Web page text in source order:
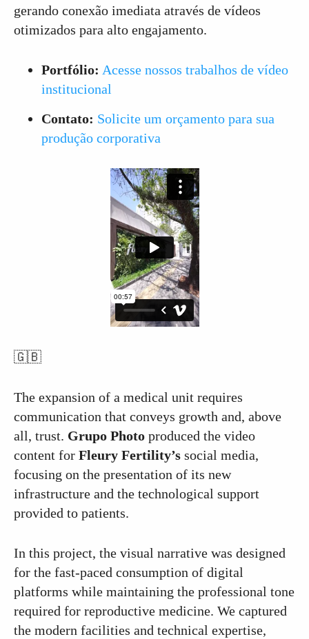
gerando conexão imediata através de vídeos
otimizados para alto engajamento.
Portfólio: Acesse nossos trabalhos de vídeo
institucional
Contato: Solicite um orçamento para sua
produção corporativa
🇬🇧
The expansion of a medical unit requires
communication that conveys growth and, above
all, trust. Grupo Photo produced the video
content for Fleury Fertility’s social media,
focusing on the presentation of its new
infrastructure and the technological support
provided to patients.
In this project, the visual narrative was designed
for the fast-paced consumption of digital
platforms while maintaining the professional tone
required for reproductive medicine. We captured
the modern facilities and technical expertise,